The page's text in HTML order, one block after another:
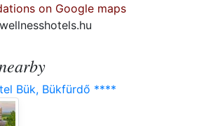
on Google maps
Bük, Bükfürdő ****